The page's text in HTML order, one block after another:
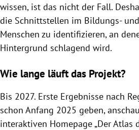
wissen, ist das nicht der Fall.
die Schnittstellen im Bildungs-
Menschen zu identifizieren, an
Hintergrund schlagend wird.
Wie lange läuft das Projekt?
Bis 2027. Erste Ergebnisse nach
schon Anfang 2025 geben,
interaktiven Homepage „Der Atlas